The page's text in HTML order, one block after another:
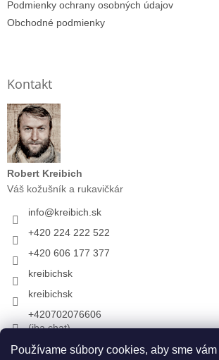
Používame súbory cookies, aby sme
Podmienky ochrany osobných údajov
Obchodné podmienky
Kontakt
Robert Kreibich
Váš kožušník a rukavičkár
info@kreibich.sk
+420 224 222 522
+420 606 177 377
kreibichsk
kreibichsk
+420702076606
(iba chat)